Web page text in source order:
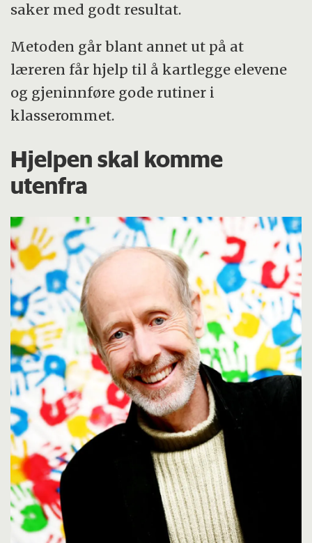
saker med godt resultat.
Metoden går blant annet ut på at
læreren får hjelp til å kartlegge elevene
og gjeninnføre gode rutiner i
klasserommet.
Hjelpen skal komme
utenfra